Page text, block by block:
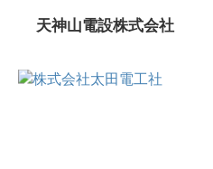
天神山電設株式会社